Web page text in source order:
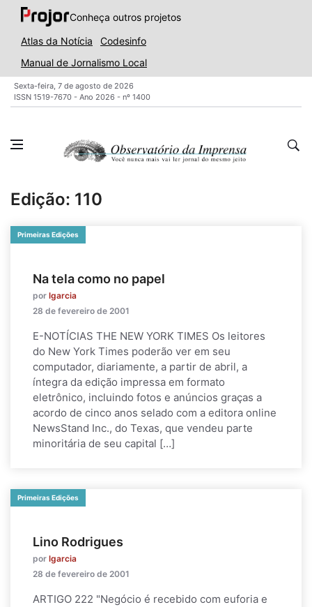
Conheça outros projetos
Atlas da Notícia
Codesinfo
Manual de Jornalismo Local
Sexta-feira, 7 de agosto de 2026
ISSN 1519-7670 - Ano 2026 - nº 1400
Edição: 110
Primeiras Edições
Na tela como no papel
por lgarcia
28 de fevereiro de 2001
E-NOTÍCIAS THE NEW YORK TIMES Os leitores
do New York Times poderão ver em seu
computador, diariamente, a partir de abril, a
íntegra da edição impressa em formato
eletrônico, incluindo fotos e anúncios graças a
acordo de cinco anos selado com a editora online
NewsStand Inc., do Texas, que vendeu parte
minoritária de seu capital […]
Primeiras Edições
Lino Rodrigues
por lgarcia
28 de fevereiro de 2001
ARTIGO 222 "Negócio é recebido com euforia e